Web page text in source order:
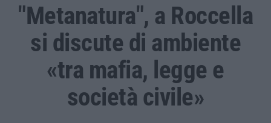
"Metanatura", a Roccella
si discute di ambiente
«tra mafia, legge e
società civile»